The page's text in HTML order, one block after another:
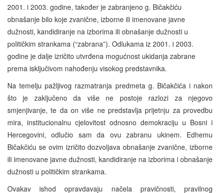
2001. i 2003. godine, također je zabranjeno g. Bičakčiću
obnašanje bilo koje zvanične, izborne ili imenovane javne
dužnosti, kandidiranje na izborima ili obnašanje dužnosti u
političkim strankama (“zabrana”). Odlukama iz 2001. i 2003.
godine je dalje izričito utvrđena mogućnost ukidanja zabrane
prema isključivom nahođenju visokog predstavnika.
Na temelju pažljivog razmatranja predmeta g. Bičakčića i nakon
što je zaključeno da više ne postoje razlozi za njegovo
smjenjivanje, te da on više ne predstavlja prijetnju za provedbu
mira, institucionalnu cjelovitost odnosno demokraciju u Bosni i
Hercegovini, odlučio sam da ovu zabranu ukinem. Edhemu
Bičakčiću se ovim izričito dozvoljava obnašanje zvanične, izborne
ili imenovane javne dužnosti, kandidiranje na izborima i obnašanje
dužnosti u političkim strankama.
Ovakav ishod opravdavaju načela pravičnosti, pravilnog